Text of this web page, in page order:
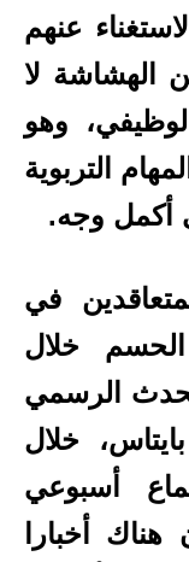
عنهم
الهشاشة لا
وهو
التربوية
أكمل وجه.
في
الحسم خلال
الرسمي
خلال
أسبوعي
أخبارا